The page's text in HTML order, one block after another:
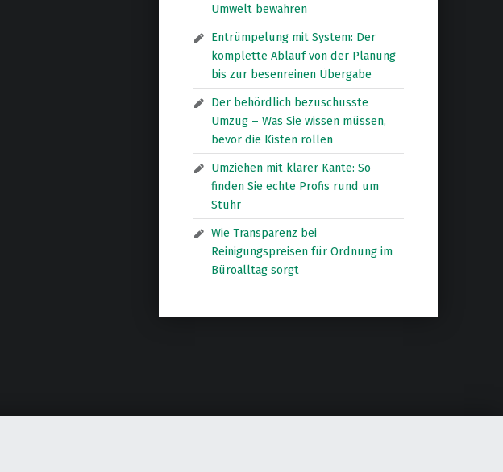
Umwelt bewahren
Entrümpelung mit System: Der
komplette Ablauf von der Planung
bis zur besenreinen Übergabe
Der behördlich bezuschusste
Umzug – Was Sie wissen müssen,
bevor die Kisten rollen
Umziehen mit klarer Kante: So
finden Sie echte Profis rund um
Stuhr
Wie Transparenz bei
Reinigungspreisen für Ordnung im
Büroalltag sorgt